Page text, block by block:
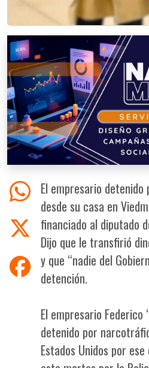
El empresario
desde su casa en
financiado al diputado
Dijo que le transfirió
y que “nadie del
detención.
El empresario Federico
detenido por
Estados Unidos por